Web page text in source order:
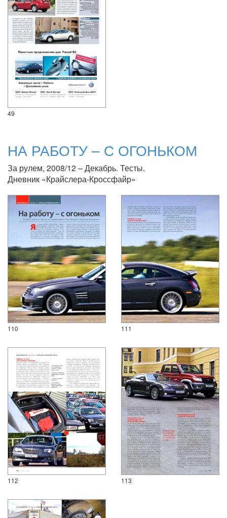
49
НА РАБОТУ – С ОГОНЬКОМ
За рулем, 2008/12 – Декабрь. Тесты.
Дневник «Крайслера-Кроссфайр»
110 111
112 113